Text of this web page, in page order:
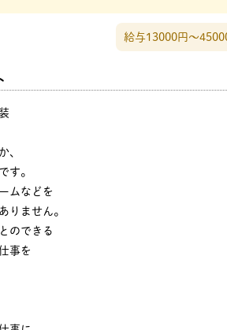
給与13000円〜
、
す。
ムなどを
りません。
のできる
事を